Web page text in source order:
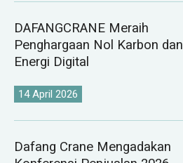
DAFANGCRANE Meraih
Penghargaan Nol Karbon dan
Energi Digital
14 April 2026
Dafang Crane Mengadakan